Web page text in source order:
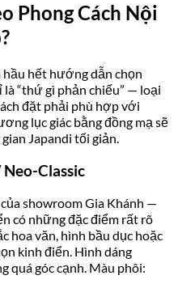
Phong Cách Nội
hết hướng dẫn chọn
“thứ gì phản chiếu” — loại
đặt phải phù hợp với
lục giác bằng đồng mạ sẽ
Japandi tối giản.
Classic
showroom Gia Khánh —
có những đặc điểm rất rõ
hoa văn, hình bầu dục hoặc
kinh điển. Hình dáng
quá góc cạnh. Màu phôi: